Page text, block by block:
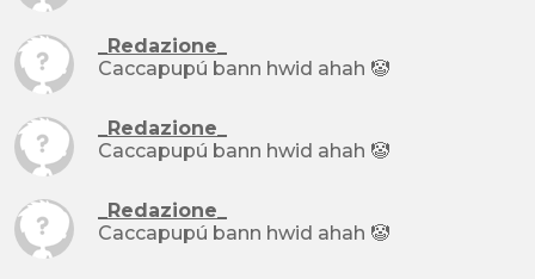
_Redazione_
Caccapupú bann hwid ahah 🤡
_Redazione_
Caccapupú bann hwid ahah 🤡
_Redazione_
Caccapupú bann hwid ahah 🤡